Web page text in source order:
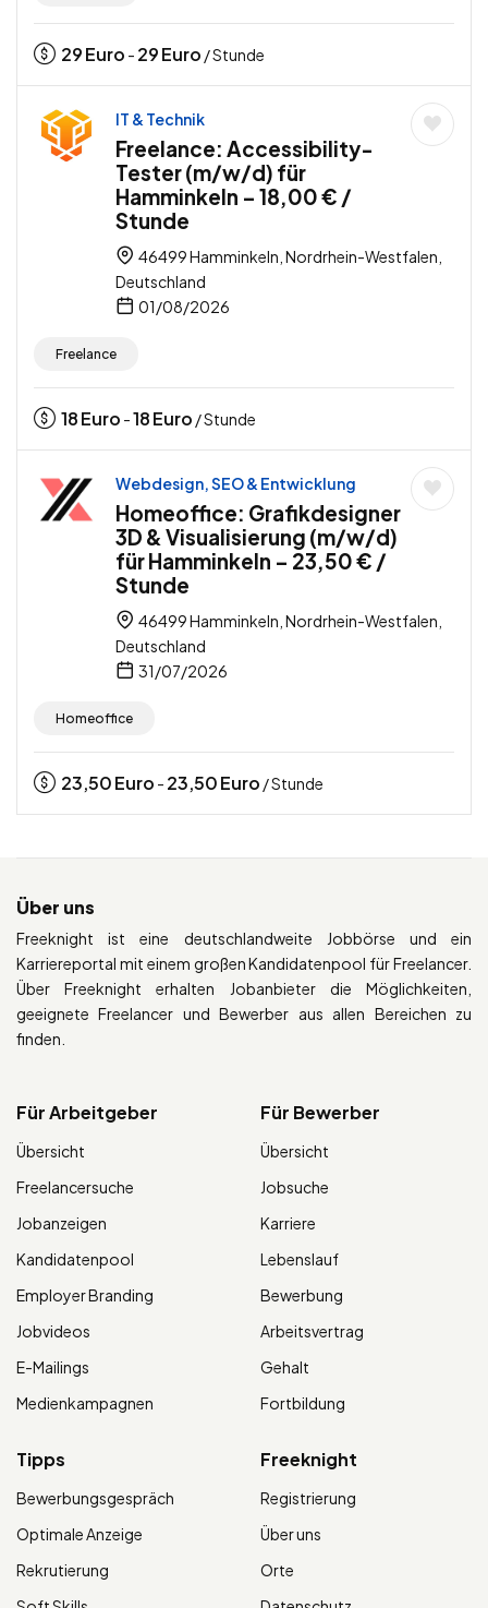
29Euro - 29Euro / Stunde
IT & Technik
Freelance: Accessibility-
Tester (m/w/d) für
Hamminkeln – 18,00 € /
Stunde
46499 Hamminkeln, Nordrhein-Westfalen,
Deutschland
01/08/2026
Freelance
18Euro -18Euro / Stunde
Webdesign, SEO & Entwicklung
Homeoffice: Grafikdesigner
3D & Visualisierung (m/w/d)
für Hamminkeln – 23,50 € /
Stunde
46499 Hamminkeln, Nordrhein-Westfalen,
Deutschland
31/07/2026
Homeoffice
23,50Euro - 23,50Euro / Stunde
Über uns
Freeknight ist eine deutschlandweite Jobbörse und ein
Karriereportal mit einem großen Kandidatenpool für Freelancer.
Über Freeknight erhalten Jobanbieter die Möglichkeiten,
geeignete Freelancer und Bewerber aus allen Bereichen zu
finden.
Für Arbeitgeber
Übersicht
Freelancersuche
Jobanzeigen
Kandidatenpool
Employer Branding
Jobvideos
E-Mailings
Medienkampagnen
Für Bewerber
Übersicht
Jobsuche
Karriere
Lebenslauf
Bewerbung
Arbeitsvertrag
Gehalt
Fortbildung
Tipps
Bewerbungsgespräch
Optimale Anzeige
Rekrutierung
Freeknight
Registrierung
Über uns
Orte